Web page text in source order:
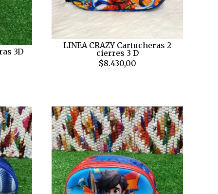
3D
LINEA CRAZY Cartucheras 2
cierres 3 D
$8.430,00